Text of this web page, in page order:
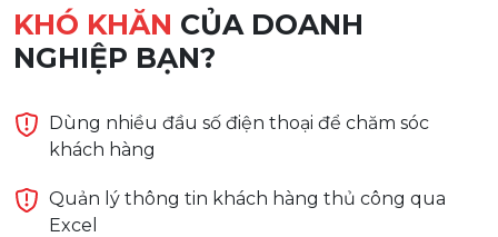
KHÓ KHĂN CỦA DOANH
NGHIỆP BẠN?
Dùng nhiều đầu số điện thoại để chăm sóc
khách hàng
Quản lý thông tin khách hàng thủ công qua
Excel